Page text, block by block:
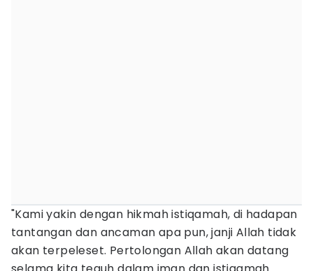
"Kami yakin dengan hikmah istiqamah, di hadapan
tantangan dan ancaman apa pun, janji Allah tidak
akan terpeleset. Pertolongan Allah akan datang